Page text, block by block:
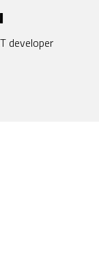
developer